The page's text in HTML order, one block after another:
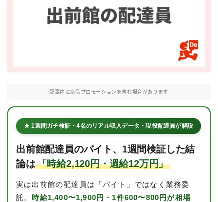
配達員の体験談・口コミ
ロケットナウの注文ガイド
フードデリバリークーポン比較
飲食店として出店する
Uber Eats加盟店ガイド
Uber Eats出店方法
記事内に商品プロモーションを含む場合があります
★ 1週間ガチ検証・4名のリアル収入データ・現役配達員が解説
出前館配達員のバイト、1週間検証した結
論は 「時給2,120円・週給12万円」
実は出前館の配達員は「バイト」ではなく業務委
託。 時給1,400〜1,900円・1件600〜800円が相場